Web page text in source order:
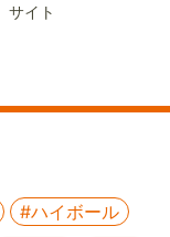
サイト
#ハイボール